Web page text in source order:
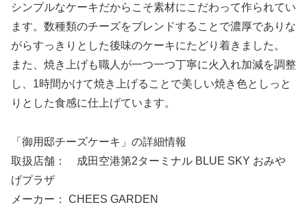
シンプルなケーキだからこそ素材にこだわって作られてい
ます。数種類のチーズをブレンドすることで濃厚でありな
がらすっきりとした後味のケーキにたどり着きました。
また、焼き上げも職人が一つ一つ丁寧に火入れ加減を調整
し、1時間かけて焼き上げることで美しい焼き色としっと
りとした食感に仕上げています。
「御用邸チーズケーキ」の詳細情報
取扱店舗： 成田空港第2ターミナル BLUE SKY おみや
げプラザ
メーカー： CHEES GARDEN